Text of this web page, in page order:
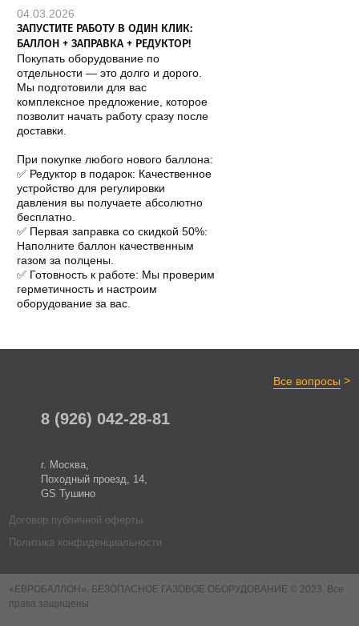
04.03.2026
ЗАПУСТИТЕ РАБОТУ В ОДИН КЛИК:
БАЛЛОН + ЗАПРАВКА + РЕДУКТОР!
Покупать оборудование по
отдельности — это долго и дорого.
Мы подготовили для вас
комплексное предложение, которое
позволит начать работу сразу после
доставки.
При покупке любого нового баллона:
✅ Редуктор в подарок: Качественное
устройство для регулировки
давления вы получаете абсолютно
бесплатно.
✅ Первая заправка со скидкой 50%:
Наполните баллон качественным
газом за полцены.
✅ Готовность к работе: Мы проверим
герметичность и настроим
оборудование за вас.
Все вопросы >
8 (926) 042-28-81
г. Москва,
Походный проезд, 14,
GS Тушино
Договор публичной оферты
Политика конфиденциальности
«ЕВРОБАЛЛОН». БЕЗОПАСНОЕ ГАЗОВОЕ ОБОРУДОВАНИЕ © 2023. Все
права защищены